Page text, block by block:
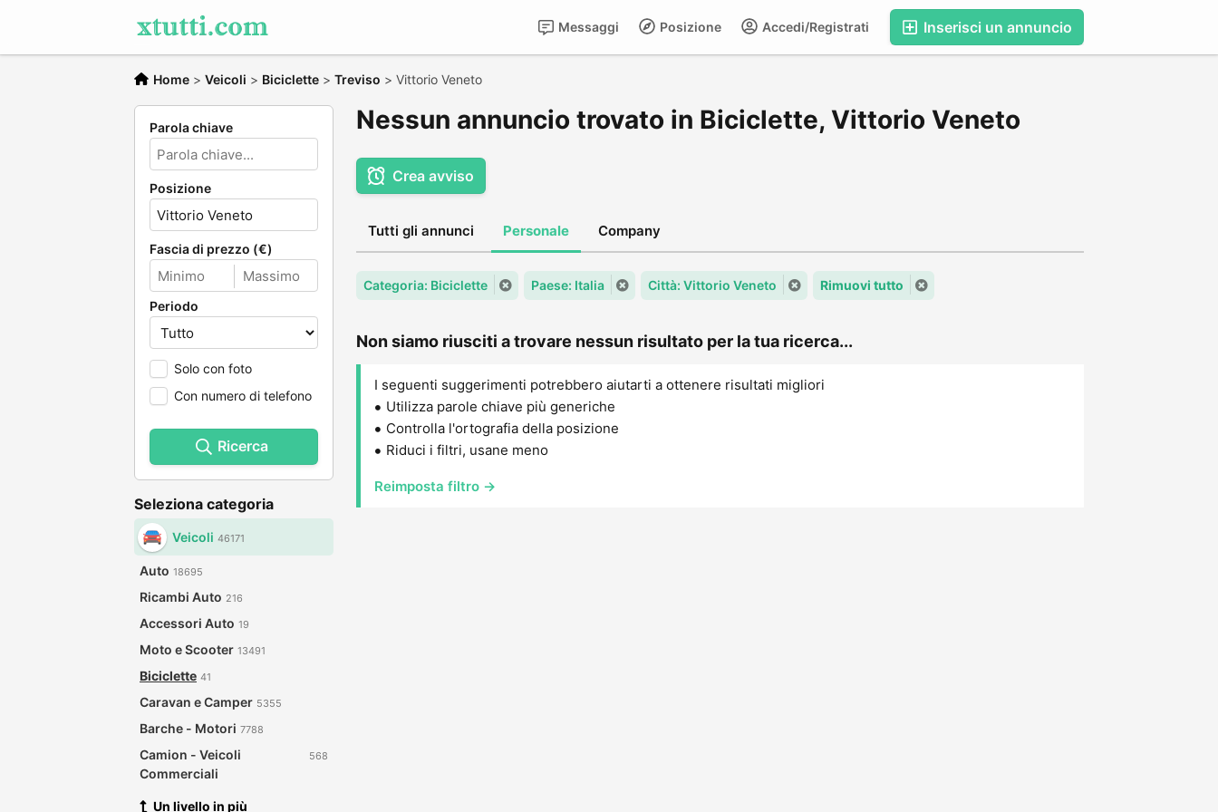
Inserisci un annuncio
Accedi/Registrati
Posizione
Messaggi
Home > Veicoli > Biciclette > Treviso > Vittorio Veneto
Parola chiave
Posizione
Fascia di prezzo (€)
Periodo
Solo con foto
Con numero di telefono
Ricerca
Seleziona categoria
Veicoli 46171
Auto 18695
Ricambi Auto 216
Accessori Auto 19
Moto e Scooter 13491
Biciclette 41
Caravan e Camper 5355
Barche - Motori 7788
Camion - Veicoli
Commerciali
568
Un livello in più
Nessun annuncio trovato in Biciclette, Vittorio Veneto
Crea avviso
Tutti gli annunci Personale Company
Categoria: Biciclette Paese: Italia Città: Vittorio Veneto Rimuovi tutto
Non siamo riusciti a trovare nessun risultato per la tua ricerca...
I seguenti suggerimenti potrebbero aiutarti a ottenere risultati migliori
Utilizza parole chiave più generiche
Controlla l'ortografia della posizione
Riduci i filtri, usane meno
Reimposta filtro →